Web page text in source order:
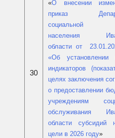
30
«О внесении
приказ
социальной
населения
области от
«Об установлении
индикаторов
целях заключения
о предоставлении
учреждениям
обслуживания
области субсидий
цели в 2026 году»